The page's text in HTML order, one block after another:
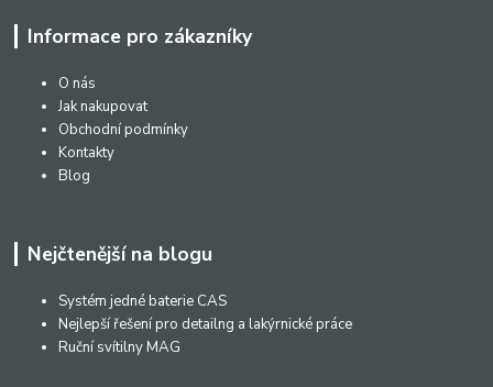
Informace pro zákazníky
O nás
Jak nakupovat
Obchodní podmínky
Kontakty
Blog
Nejčtenější na blogu
Systém jedné baterie CAS
Nejlepší řešení pro detailng a lakýrnické práce
Ruční svítilny MAG